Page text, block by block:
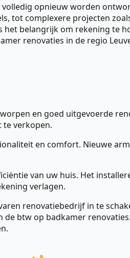
opnieuw worden
tot complexere projecten
het belangrijk om rekening te
renovaties in de regio
en goed uitgevoerde
te verkopen.
en comfort. Nieuwe
van uw huis. Het
verlagen.
renovatiebedrijf in te
btw op badkamer